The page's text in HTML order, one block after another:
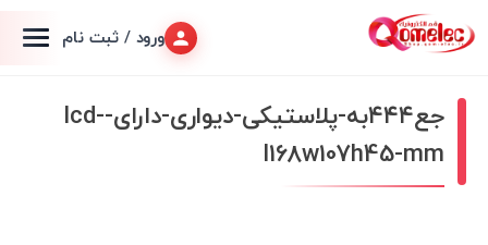
ورود / ثبت نام
جع۴۴۴به-پلاستیکی-دیواری-دارای-lcd-
l168w107h45-mm